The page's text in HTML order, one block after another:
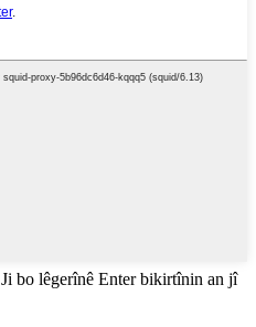
Ji bo lêgerînê Enter bikirtînin an jî